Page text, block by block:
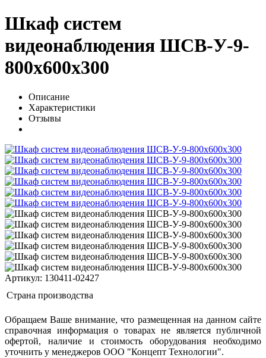
Шкаф систем
видеонаблюдения ШСВ-У-9-
800х600х300
Описание
Характеристики
Отзывы
Артикул: 130411-02427
Страна производства
Обращаем Ваше внимание, что размещенная на данном сайте
справочная информация о товарах не является публичной
офертой, наличие и стоимость оборудования необходимо
уточнить у менеджеров ООО "Концепт Технологии".